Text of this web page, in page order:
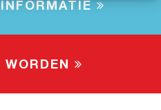
WORDEN